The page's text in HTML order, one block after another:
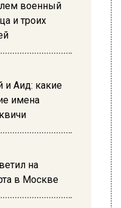
военный
и троих
и Аид: какие
имена
на
в Москве